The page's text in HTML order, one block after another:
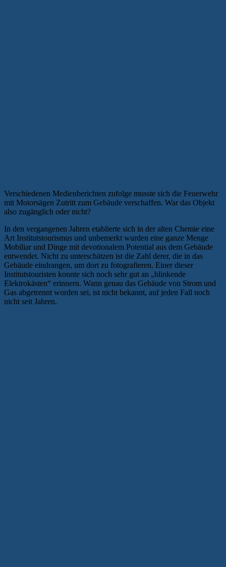
Verschiedenen Medienberichten zufolge musste sich die Feuerwehr
mit Motorsägen Zutritt zum Gebäude verschaffen. War das Objekt
also zugänglich oder nicht?
In den vergangenen Jahren etablierte sich in der alten Chemie eine
Art Institutstourismus und unbemerkt wurden eine ganze Menge
Mobiliar und Dinge mit devotionalem Potential aus dem Gebäude
entwendet. Nicht zu unterschätzen ist die Zahl derer, die in das
Gebäude eindrangen, um dort zu fotografieren. Einer dieser
Institutstouristen konnte sich noch sehr gut an „blinkende
Elektrokästen“ erinnern. Wann genau das Gebäude von Strom und
Gas abgetrennt worden sei, ist nicht bekannt, auf jeden Fall noch
nicht seit Jahren.